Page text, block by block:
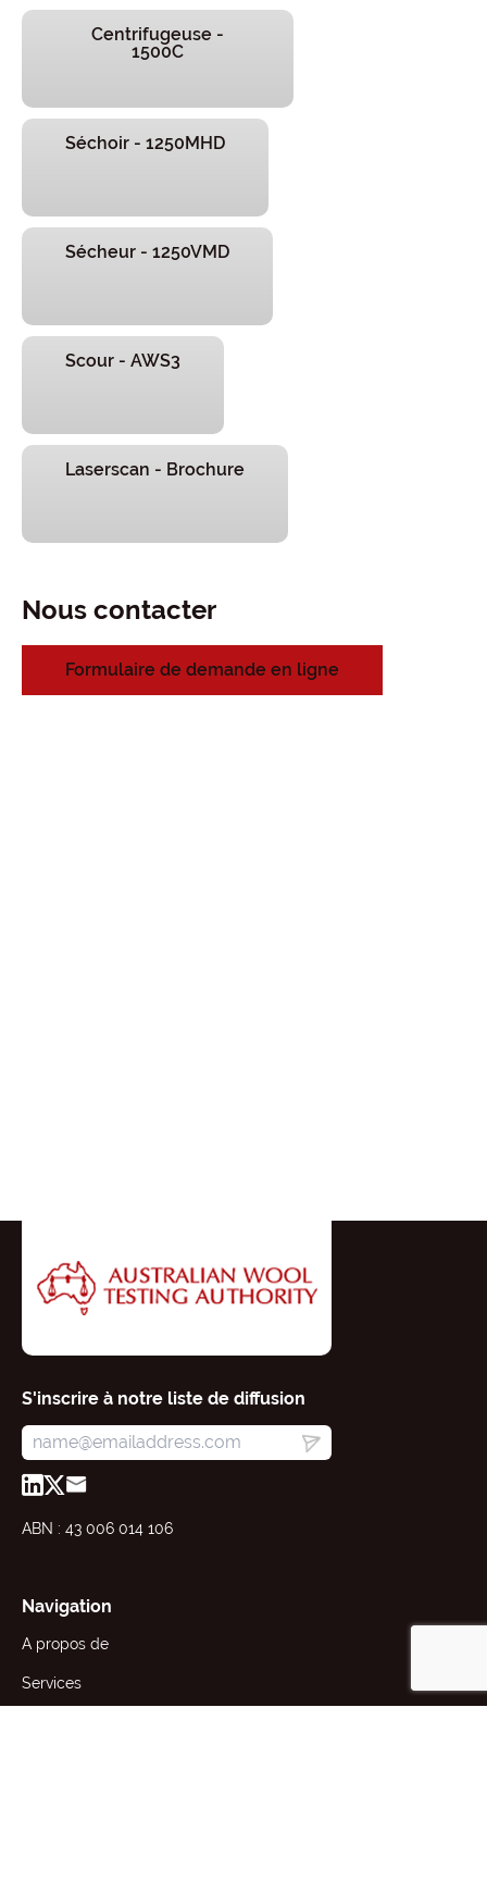
Centrifugeuse -
1500C
Séchoir - 1250MHD
Sécheur - 1250VMD
Scour - AWS3
Laserscan - Brochure
Nous contacter
Formulaire de demande en ligne
S'inscrire à notre liste de diffusion
ABN : 43 006 014 106
Navigation
A propos de
Services